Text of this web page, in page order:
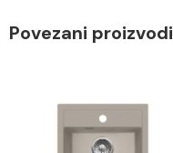
Povezani proizvodi